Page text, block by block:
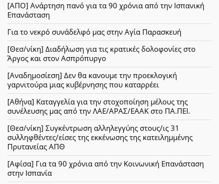
[ΑΠΟ] Ανάρτηση πανό για τα 90 χρόνια από την Ισπανική
Επανάσταση
Για το νεκρό συνάδελφό μας στην Αγία Παρασκευή
[Θεσ/νίκη] Διαδήλωση για τις κρατικές δολοφονίες στο
Άργος και στον Ασπρόπυργο
[Αναδημοσίεση] Δεν θα κανουμε την προεκλογική
γαρνιτούρα μιας κυβέρνησης που καταρρέει
[Αθήνα] Καταγγελία για την στοχοποίηση μέλους της
συνέλευσης μας από την ΛΑΕ/ΑΡΑΣ/ΕΑΑΚ στο ΠΑ.ΠΕΙ.
[Θεσ/νίκη] Συγκέντρωση αλληλεγγύης στους/ις 31
συλληφθέντες/είσες της εκκένωσης της κατειλημμένης
Πρυτανείας ΑΠΘ
[Αφίσα] Για τα 90 χρόνια από την Κοινωνική Επανάσταση
στην Ισπανία